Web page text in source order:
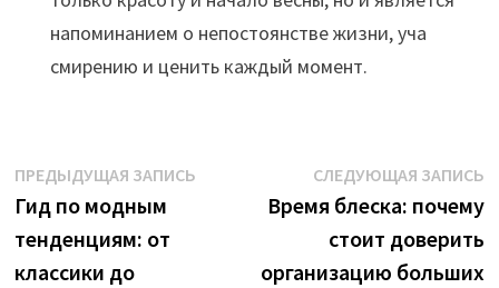
напоминанием о непостоянстве жизни, уча
смирению и ценить каждый момент.
Навигация
по
записям
ПРЕДЫДУЩАЯ ЗАПИСЬПредыдущая
Гид по модным
тенденциям: от
классики до
СЛЕДУЮЩАЯ ЗАПИСЬ
Время блеска: почему
стоит доверить
организацию больших